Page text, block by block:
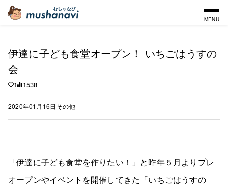
MENU
伊達に子ども食堂オープン！ いちごはうすの
会
1 1538
2020年01月16日その他
「伊達に子ども食堂を作りたい！」と昨年５月よりプレ
オープンやイベントを開催してきた「いちごはうすの